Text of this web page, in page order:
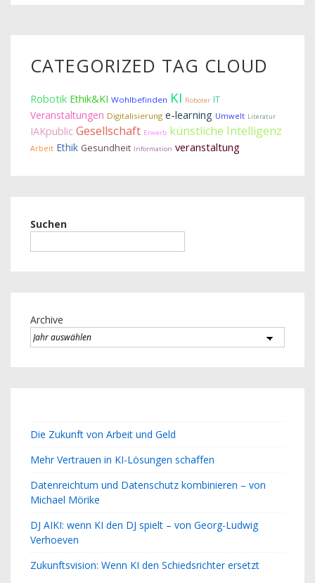
CATEGORIZED TAG CLOUD
Robotik Ethik&KI Wohlbefinden KI Roboter IT
Veranstaltungen Digitalisierung e-learning Umwelt Literatur
IAKpublic Gesellschaft Erwerb künstliche Intelligenz
Arbeit Ethik Gesundheit Information veranstaltung
Suchen
Archive
Die Zukunft von Arbeit und Geld
Mehr Vertrauen in KI-Lösungen schaffen
Datenreichtum und Datenschutz kombinieren – von
Michael Mörike
DJ AIKI: wenn KI den DJ spielt – von Georg-Ludwig
Verhoeven
Zukunftsvision: Wenn KI den Schiedsrichter ersetzt